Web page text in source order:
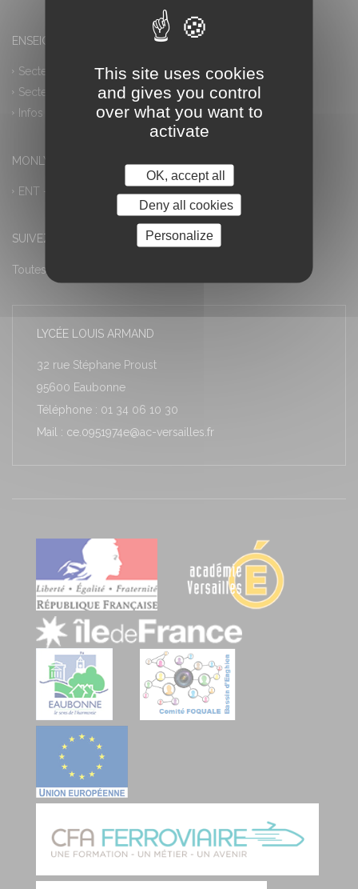
ENSEIGNEMENT PROFESSIONNEL
Secteur industriel
Secteur tertiaire
Infos pratiques
MONLYCEE.NET (ENT) – PRONOTE
ENT – Accès à PRONOTE
SUIVEZ-NOUS
Toutes les actualités
LYCÉE LOUIS ARMAND
32 rue Stéphane Proust
95600 Eaubonne
Téléphone : 01 34 06 10 30
Mail : ce.0951974e@ac-versailles.fr
This site uses cookies
and gives you control
over what you want to
activate
OK, accept all
Deny all cookies
Personalize